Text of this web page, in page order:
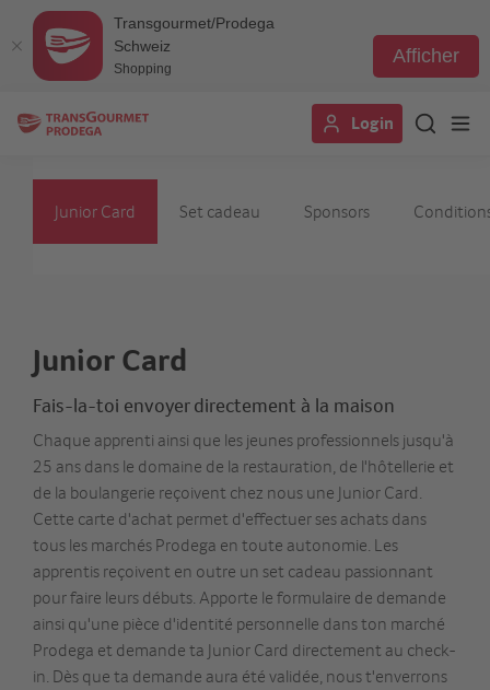
Transgourmet/Prodega
Schweiz
Shopping
Afficher
Login
Junior Card Set cadeau Sponsors
Junior Card
Fais-la-toi envoyer directement à la maison
Chaque apprenti ainsi que les jeunes professionnels jusqu'à
25 ans dans le domaine de la restauration, de l'hôtellerie et
de la boulangerie reçoivent chez nous une Junior Card.
Cette carte d'achat permet d'effectuer ses achats dans
tous les marchés Prodega en toute autonomie. Les
apprentis reçoivent en outre un set cadeau passionnant
pour faire leurs débuts. Apporte le formulaire de demande
ainsi qu'une pièce d'identité personnelle dans ton marché
Prodega et demande ta Junior Card directement au check-
in. Dès que ta demande aura été validée, nous t'enverrons